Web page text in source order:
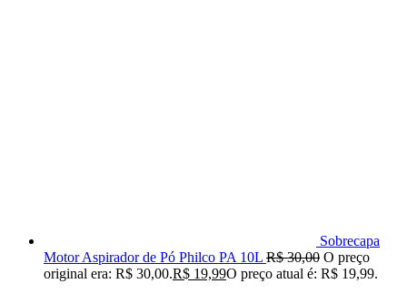
Sobrecapa
Motor Aspirador de Pó Philco PA 10L R$30,00 O preço
original era: R$ 30,00.R$ 19,99O preço atual é: R$ 19,99.